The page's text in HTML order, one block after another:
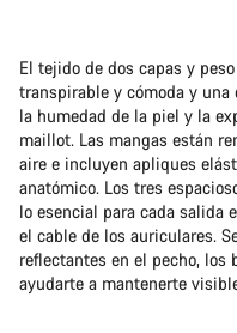
El tejido de dos capas y
transpirable y cómoda y
la humedad de la piel y la
maillot. Las mangas están
aire e incluyen apliques
anatómico. Los tres
lo esencial para cada salida
el cable de los auriculares.
reflectantes en el pecho, los
ayudarte a mantenerte